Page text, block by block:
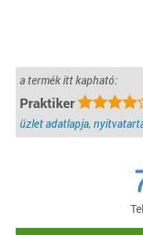
a termék itt kapható:
Praktiker
üzlet adatlapja,